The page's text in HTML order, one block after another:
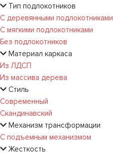
Тип подлокотников
С деревянными подлокотниками
С мягкими подлокотниками
Без подлокотников
Материал каркаса
Из ЛДСП
Из массива дерева
Стиль
Современный
Скандинавский
Механизм трансформации
С подъемным механизмом
Жесткость